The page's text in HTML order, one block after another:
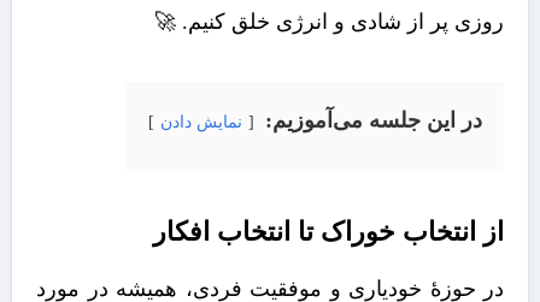
روزی پر از شادی و انرژی خلق کنیم. 🚀
در این جلسه می‌آموزیم: نمایش دادن
از انتخاب خوراک تا انتخاب افکار
در حوزۀ خودیاری و موفقیت فردی، همیشه در مورد